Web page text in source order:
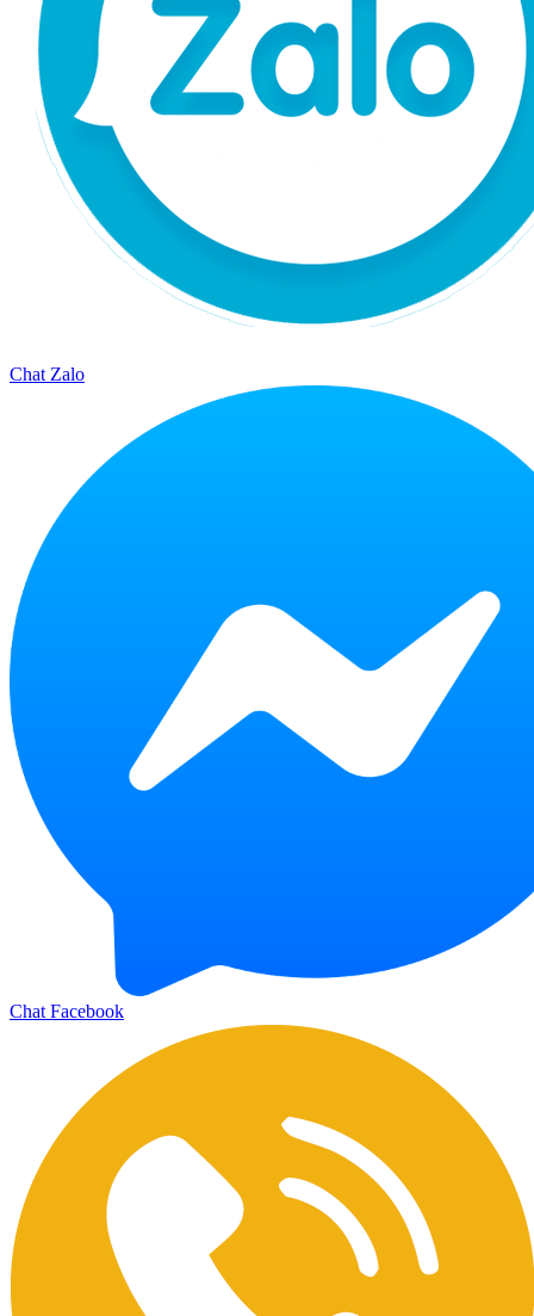
Chat Zalo
Chat Facebook